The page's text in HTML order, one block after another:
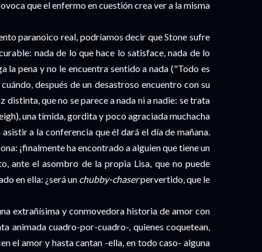
que el enfermo en cuestión crea ver a la misma
paranoico real, podríamos decir que Stone sufre
nada de lo que hace lo satisface, nada de lo
la pena y no le encuentra sentido a nada ("Todo es
después de un desastroso encuentro con su
distinta, que no se parece a nada ni a nadie: se trata
una tímida, gordita y poco agraciada muchacha
a la conferencia que él dará el día de mañana.
¡finalmente ha encontrado a alguien que tiene un
ante el asombro de la propia Lisa, que no puede
en ella: ¿será un chubby-chaserpervertido, que le
extrañísima y conmovedora historia de amor con
animada cuadro-por-cuadro-, quienes coquetean,
el amor y hasta cantan -ella, en todo caso- alguna